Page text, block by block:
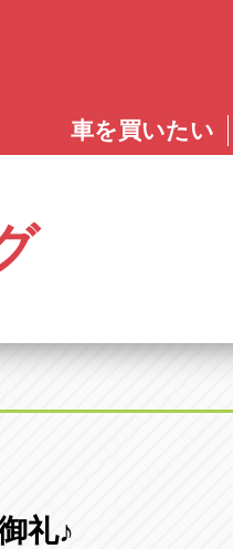
愛知
井中央店
店
三重
オートフレンド
車を買いたい
礼♪